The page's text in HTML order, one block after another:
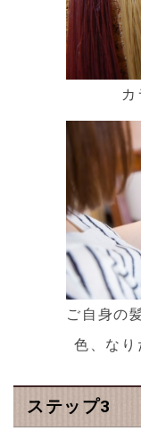
ご自身の
色、なり
ステップ3